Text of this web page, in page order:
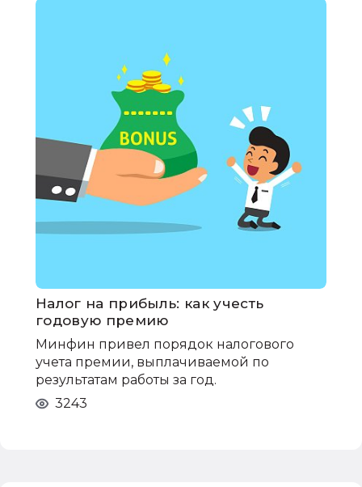
Налог на прибыль: как учесть
годовую премию
Минфин привел порядок налогового
учета премии, выплачиваемой по
результатам работы за год.
3243